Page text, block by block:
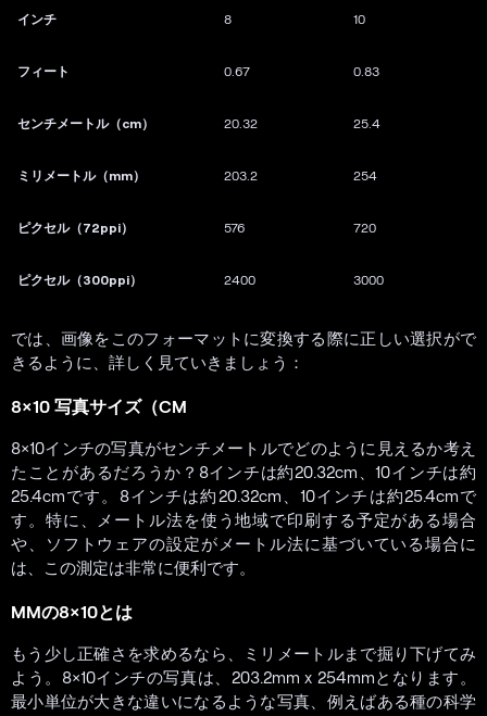
インチ 8 10
フィート 0.67 0.83
センチメートル（cm） 20.32 25.4
ミリメートル（mm） 203.2 254
ピクセル（72ppi） 576 720
ピクセル（300ppi） 2400 3000
では、画像をこのフォーマットに変換する際に正しい選択がで
きるように、詳しく見ていきましょう：
8×10 写真サイズ（CM
8×10インチの写真がセンチメートルでどのように見えるか考え
たことがあるだろうか？8インチは約20.32cm、10インチは約
25.4cmです。8インチは約20.32cm、10インチは約25.4cmで
す。特に、メートル法を使う地域で印刷する予定がある場合
や、ソフトウェアの設定がメートル法に基づいている場合に
は、この測定は非常に便利です。
MMの8×10とは
もう少し正確さを求めるなら、ミリメートルまで掘り下げてみ
よう。8×10インチの写真は、203.2mm x 254mmとなります。
最小単位が大きな違いになるような写真、例えばある種の科学